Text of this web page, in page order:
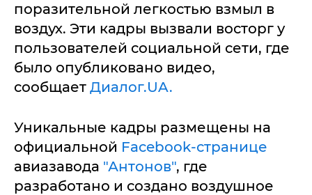
поразительной легкостью взмыл в
воздух. Эти кадры вызвали восторг у
пользователей социальной сети, где
было опубликовано видео,
сообщает Диалог.UA.
Уникальные кадры размещены на
официальной Facebook-странице
авиазавода "Антонов", где
разработано и создано воздушное